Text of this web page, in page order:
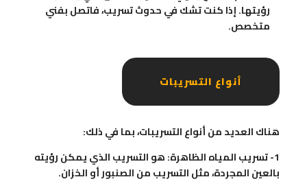
رؤيتها. إذا كنت تشك في حدوث تسريب، فاتصل بفني
متخصص.
أنواع التسريبات
هناك العديد من أنواع التسريبات، بما في ذلك:
1- تسريب المياه الظاهرة: هو التسريب الذي يمكن رؤيته
بالعين المجردة، مثل التسريب من الصنبور أو الخزان.